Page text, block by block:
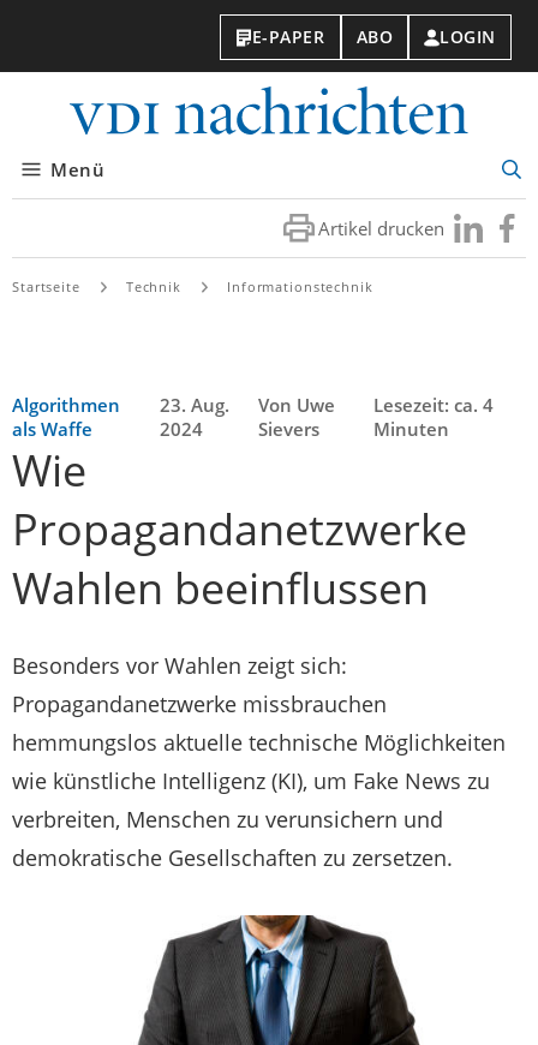
E-PAPER ABO LOGIN
Menü
Artikel drucken Besuchen
Sie
Sie
Startseite Technik Informationstechnik
Algorithmen
als Waffe
23. Aug.
2024
Von Uwe
Sievers
Lesezeit: ca. 4
Minuten
Wie
Propagandanetzwerke
Wahlen beeinflussen
Besonders vor Wahlen zeigt sich:
Propagandanetzwerke missbrauchen
hemmungslos aktuelle technische Möglichkeiten
wie künstliche Intelligenz (KI), um Fake News zu
verbreiten, Menschen zu verunsichern und
demokratische Gesellschaften zu zersetzen.